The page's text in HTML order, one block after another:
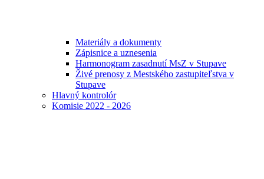
Materiály a dokumenty
Zápisnice a uznesenia
Harmonogram zasadnutí MsZ v Stupave
Živé prenosy z Mestského zastupiteľstva v
Stupave
Hlavný kontrolór
Komisie 2022 - 2026